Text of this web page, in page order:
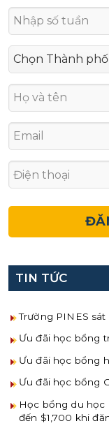
TIN TỨC
Trường PINES
Ưu đãi học bổng
Ưu đãi học bổng
Ưu đãi học bổng
Học bổng du học
đến $1,700 khi